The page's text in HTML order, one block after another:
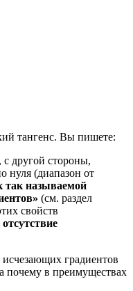
тангенс. Вы пишете:
другой стороны,
нуля (диапазон от
так называемой
(см. раздел
свойств
отсутствие
градиентов
почему в преимуществах